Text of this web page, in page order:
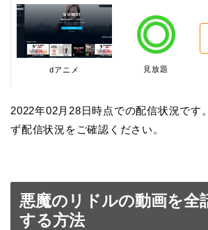
dアニメ 見放題
2022年02月28日時点での配信状況です
ず配信状況をご確認ください。
悪魔のリドルの動画を全
する方法